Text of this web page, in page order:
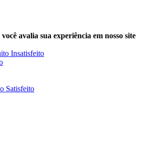
avalia sua experiência em nosso site
Insatisfeito
Satisfeito